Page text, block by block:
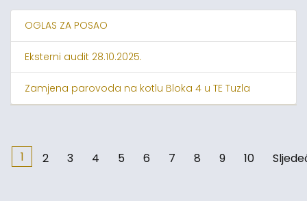
OGLAS ZA POSAO
Eksterni audit 28.10.2025.
Zamjena parovoda na kotlu Bloka 4 u TE Tuzla
1 2 3 4 5 6 7 8 9 10